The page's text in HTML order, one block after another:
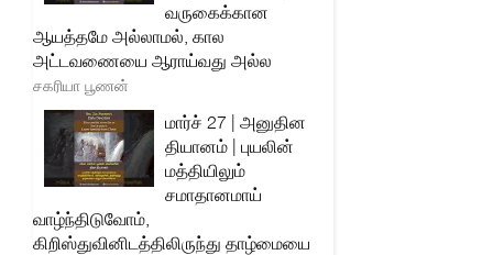
வருகைக்கான
ஆயத்தமே அல்லாமல், கால
அட்டவணையை ஆராய்வது அல்ல
சகரியா பூணன்
மார்ச் 27 | அனுதின
தியானம் | புயலின்
மத்தியிலும்
சமாதானமாய்
வாழ்ந்திடுவோம்,
கிறிஸ்துவினிடத்திலிருந்து தாழ்மையை